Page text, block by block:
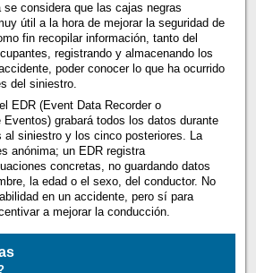
se considera que las cajas negras
útil a la hora de mejorar la seguridad de
fin recopilar información, tanto del
registrando y almacenando los
poder conocer lo que ha ocurrido
del siniestro.
EDR (Event Data Recorder o
Eventos) grabará todos los datos durante
al siniestro y los cinco posteriores. La
anónima; un EDR registra
concretas, no guardando datos
la edad o el sexo, del conductor. No
en un accidente, pero sí para
a mejorar la conducción.